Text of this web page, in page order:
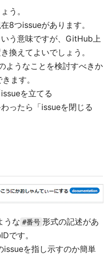
う。
8つissueがあります。
う意味ですが、GitHub上
換えてよいでしょう。
ようなことを検討すべきか
ます。
を立てる
ったら「issueを閉じる
うな #番号 形式の記述があ
です。
issueを指し示すのか簡単